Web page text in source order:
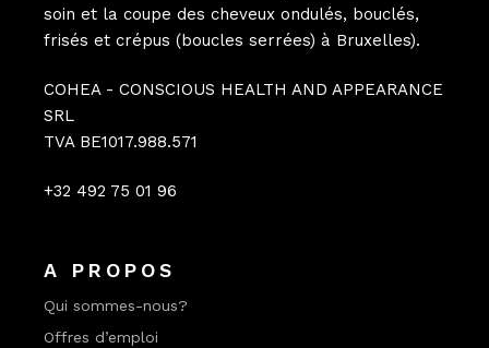
soin et la coupe des cheveux ondulés, bouclés,
frisés et crépus (boucles serrées) à Bruxelles).
COHEA - CONSCIOUS HEALTH AND APPEARANCE
SRL
TVA BE1017.988.571
+32 492 75 01 96
A PROPOS
Qui sommes-nous?
Offres d’emploi